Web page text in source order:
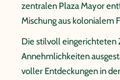
zentralen Plaza Mayor
Mischung aus kolonialem
Die stilvoll eingerichteten
Annehmlichkeiten
voller Entdeckungen in